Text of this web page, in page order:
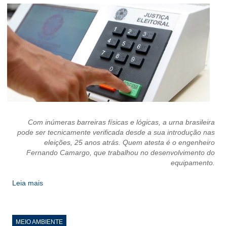
OPORTUNIDADES
APRESENTAÇÃO
EMPREGO E ESTÁGIO
CARREIRA
AUTÔNOMOS E SERVIÇOS
GUIA DAS ENGENHARIAS
CONTATO
Com inúmeras barreiras físicas e lógicas, a urna brasileira
pode ser tecnicamente verificada desde a sua introdução nas
eleições, 25 anos atrás. Quem atesta é o engenheiro
Fernando Camargo, que trabalhou no desenvolvimento do
equipamento.
Leia mais
MEIO AMBIENTE